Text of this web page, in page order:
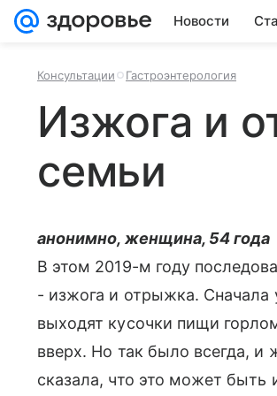
Новости
Консультации Гастроэнтерология
Изжога и
семьи
анонимно, женщина, 54 года
В этом 2019-м году
- изжога и отрыжка. Сначала
выходят кусочки пищи
вверх. Но так было всегда, и
сказала, что это может быть